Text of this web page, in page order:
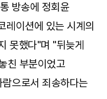
방송에 정회윤
레이션에 있는 시계의
못했다"며 "뒤늦게
친 부분이었고
으로서 죄송하다는